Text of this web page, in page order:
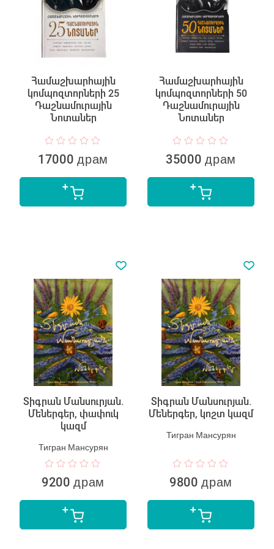
Համաշխարհային
կոմպոզտորների 25
Դաշնամուրային
Նոտաներ
17000 драм
Համաշխարհային
կոմպոզտորների 50
Դաշնամուրային
Նոտաներ
35000 драм
Տիգրան Մանսուրյան.
Մեներգեր, փափուկ
կազմ
Тигран Мансурян
9200 драм
Տիգրան Մանսուրյան.
Մեներգեր, կոշտ կազմ
Тигран Мансурян
9800 драм